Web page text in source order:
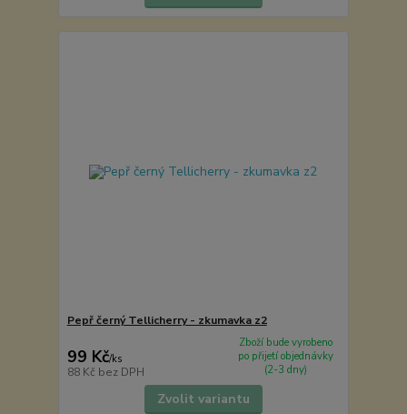
Pepř černý Tellicherry - zkumavka z2
99 Kč/ks
88 Kč bez DPH
Zboží bude vyrobeno
po přijetí objednávky
(2-3 dny)
Zvolit variantu